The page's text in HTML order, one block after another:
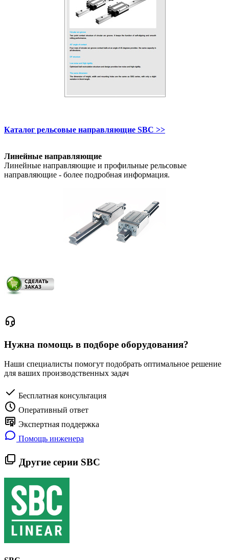
Каталог рельсовые направляющие SBC >>
Линейные направляющие
Линейные направляющие и профильные рельсовые
направляющие - более подробная информация.
Нужна помощь в подборе оборудования?
Наши специалисты помогут подобрать оптимальное решение
для ваших производственных задач
Бесплатная консультация
Оперативный ответ
Экспертная поддержка
Помощь инженера
Другие серии SBC